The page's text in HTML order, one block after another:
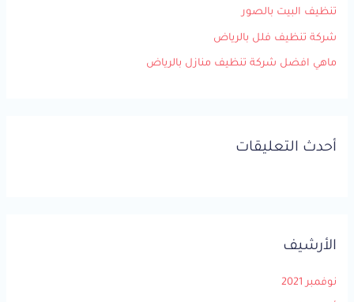
تنظيف البيت بالصور
شركة تنظيف فلل بالرياض
ماهي افضل شركة تنظيف منازل بالرياض
أحدث التعليقات
الأرشيف
نوفمبر 2021